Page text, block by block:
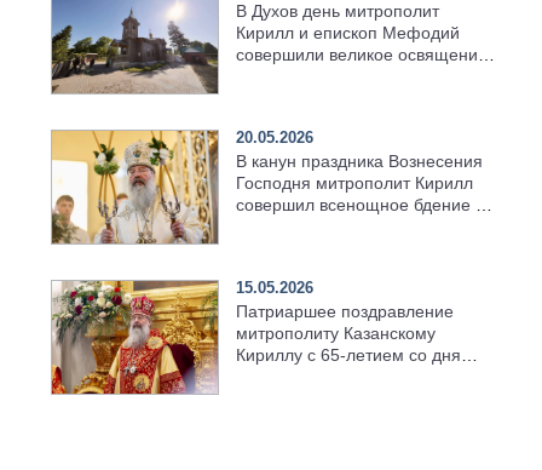
В Духов день митрополит
Кирилл и епископ Мефодий
совершили великое освящение
20.05.2026
В канун праздника Вознесения
Господня митрополит Кирилл
совершил всенощное бдение в
15.05.2026
Патриаршее поздравление
митрополиту Казанскому
Кириллу с 65-летием со дня